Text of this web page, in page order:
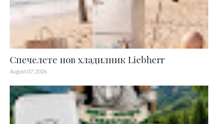
Спечелете нов хладилник Liebherr
August 07, 2026